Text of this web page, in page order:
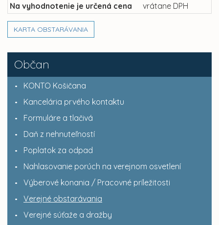
Občan
KONTO Košičana
Kancelária prvého kontaktu
Formuláre a tlačivá
Daň z nehnuteľností
Poplatok za odpad
Nahlasovanie porúch na verejnom osvetlení
Výberové konania / Pracovné príležitosti
Verejné obstarávania
Verejné súťaže a dražby
Na vyhodnotenie je určená cena
vrátane DPH
KARTA OBSTARÁVANIA